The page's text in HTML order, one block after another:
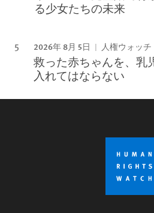
る少女たちの未来
2026年 8月 5日 人権ウォッチ
救った赤ちゃんを、乳
入れてはならない